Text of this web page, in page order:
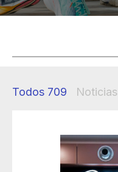
Todos 709 Noticias